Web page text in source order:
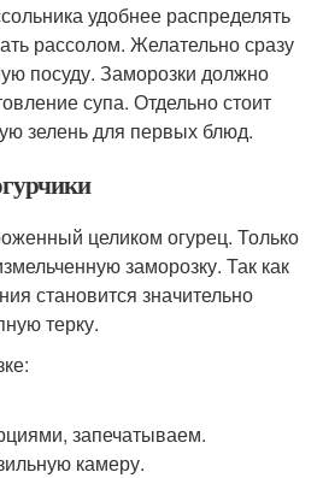
удобнее распределять
рассолом. Желательно сразу
посуду. Заморозки должно
супа. Отдельно стоит
зелень для первых блюд.
целиком огурец. Только
заморозку. Так как
становится значительно
терку.
запечатываем.
камеру.